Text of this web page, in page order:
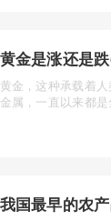
黄金，这种承载着
金属，一直以来都